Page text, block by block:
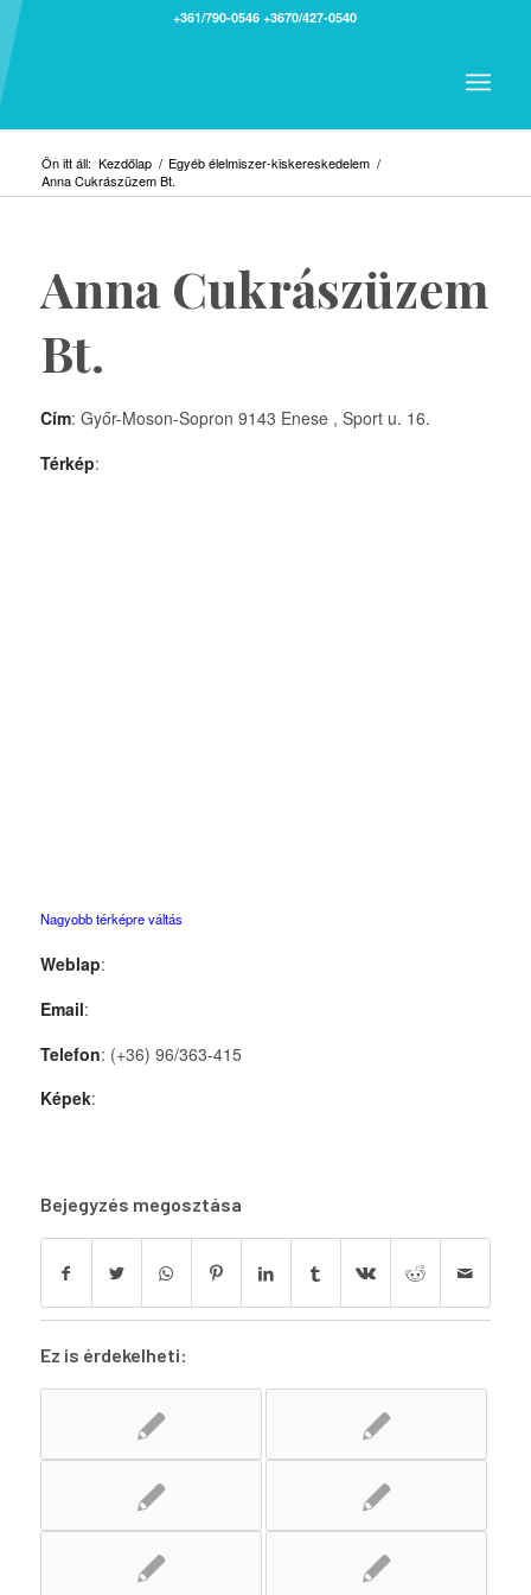
+361/790-0546 +3670/427-0540
Ön itt áll: Kezdőlap / Egyéb élelmiszer-kiskereskedelem /
Anna Cukrászüzem Bt.
Anna Cukrászüzem
Bt.
Cím: Győr-Moson-Sopron 9143 Enese , Sport u. 16.
Térkép:
Nagyobb térképre váltás
Weblap:
Email:
Telefon: (+36) 96/363-415
Képek:
Bejegyzés megosztása
Ez is érdekelheti: